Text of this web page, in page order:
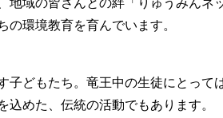
環境教育を育んでいます。
子どもたち。竜王中の生徒にとって
めた、伝統の活動でもあります。